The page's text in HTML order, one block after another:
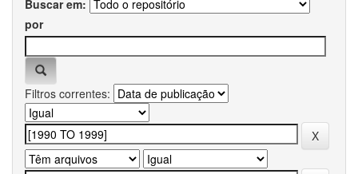
Buscar em:
por
Filtros correntes: